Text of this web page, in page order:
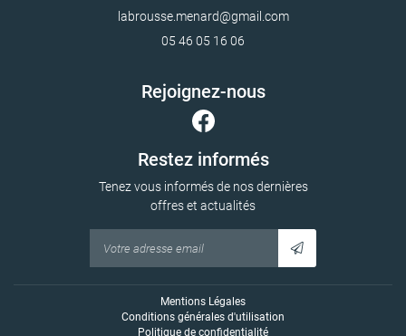
05 46 05 16 06
Rejoignez-nous
Restez informés
Tenez vous informés de nos dernières
offres et actualités
Mentions Légales
Conditions générales d'utilisation
Politique de confidentialité